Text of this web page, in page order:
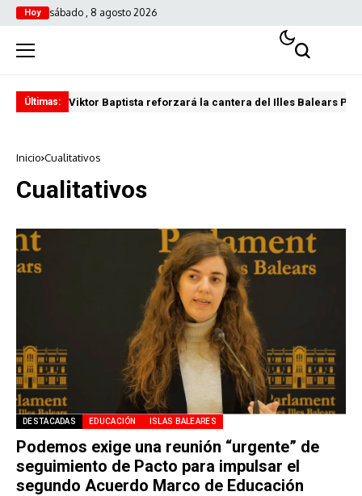
Hoy sábado , 8 agosto 2026
Últimas: Viktor Baptista reforzará la cantera del Illes Balears
Inicio Cualitativos
Cualitativos
DESTACADAS EDUCACIÓN ISLAS BALEARES
Podemos exige una reunión “urgente” de
seguimiento de Pacto para impulsar el
segundo Acuerdo Marco de Educación